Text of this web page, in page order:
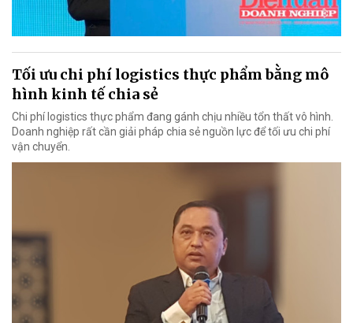
Tối ưu chi phí logistics thực phẩm bằng mô
hình kinh tế chia sẻ
Chi phí logistics thực phẩm đang gánh chịu nhiều tổn thất vô hình.
Doanh nghiệp rất cần giải pháp chia sẻ nguồn lực để tối ưu chi phí
vận chuyển.